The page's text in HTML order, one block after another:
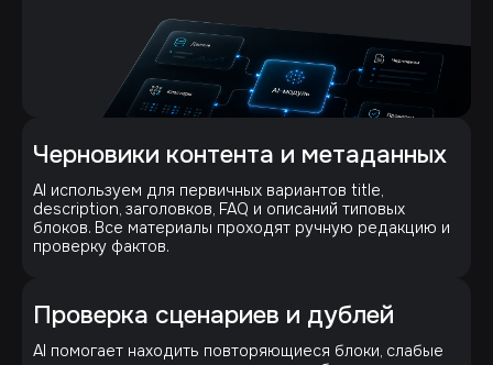
Черновики контента и метаданных
AI используем для первичных вариантов title,
description, заголовков, FAQ и описаний типовых
блоков. Все материалы проходят ручную редакцию и
проверку фактов.
Проверка сценариев и дублей
AI помогает находить повторяющиеся блоки, слабые